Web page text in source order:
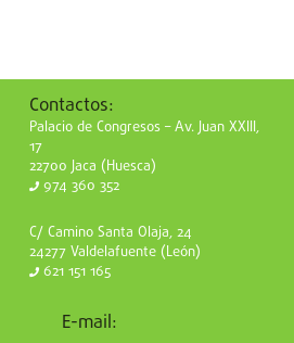
Contactos:
Palacio de Congresos – Av. Juan XXIII,
17
22700 Jaca (Huesca)
974 360 352
C/ Camino Santa Olaja, 24
24277 Valdelafuente (León)
621 151 165
E-mail: